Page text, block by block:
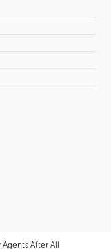
Agents After All